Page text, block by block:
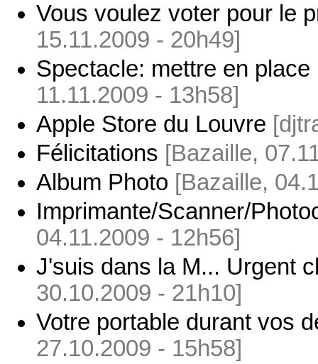
Vous voulez voter pour le
15.11.2009 - 20h49]
Spectacle: mettre en
11.11.2009 - 13h58]
Apple Store du Louvre
Félicitations [Bazaille,
Album Photo [Bazaille,
Imprimante/Scanner/
04.11.2009 - 12h56]
J'suis dans la M... Urgent
30.10.2009 - 21h10]
Votre portable durant vos
27.10.2009 - 15h58]